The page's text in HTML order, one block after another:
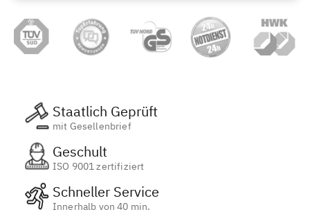
Staatlich Geprüft
mit Gesellenbrief
Geschult
ISO 9001 zertifiziert
Schneller Service
Innerhalb von 40 min.